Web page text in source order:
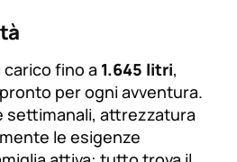
fino a 1.645 litri,
per ogni avventura.
settimanali, attrezzatura
le esigenze